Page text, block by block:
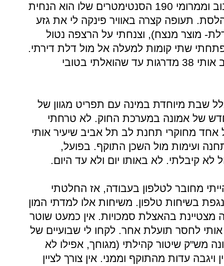
מסתבר, שהבאתי לבחור את הסיבוב וממרומי 190 הסנטימטרים שלו הוא הנחית
תעופה קצרה באוויר פינקה לי את גזע
מוצר מנצח), וצנחתי על הרצפה נטול
שתי קומות למעלה אל מול דלת דירתי.
אחד משכניי שהיה עד למקרה, סחב אותי 38 מדרגות עד שהואלתי בטובי
שבת מיוחדת במינה עם תפריט מגוון של
של אמונה במערכת החוק. לא טרחתי
אחד מחוקרי תחנת לב תל אביב שיעיר אותי
ועימות מול השכן התוקף. בפועל,
לא קיבלתי. לא באותו יום ולא עד היום.
מחובר לטלפון בעבודה, אז החלטתי
בשיחות טלפון. משיחות אלו למדתי המון
בהאצלת סמכויות. אין כמעט שוטר
לחסר תועלת אחר. לקחו לי שבועיים של
מש"ק שיטור קהילתי (מגוחך, אפילו לא
ויגבה עדות מהתוקף וממני. אין צורך לציין